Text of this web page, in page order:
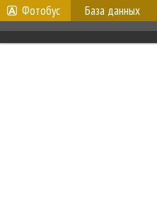
Фотобус База данных